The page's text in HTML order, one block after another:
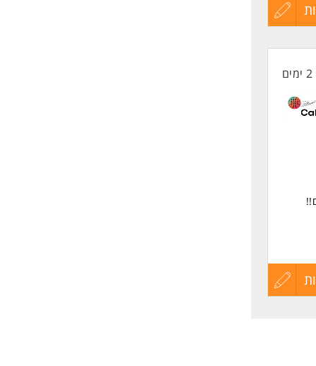
עדכון
2 ימים
עדכון